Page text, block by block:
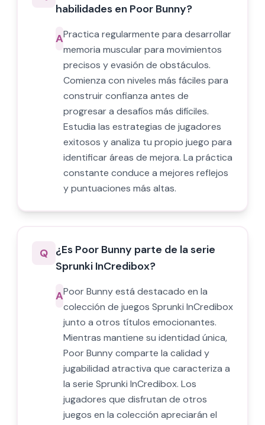
habilidades en Poor Bunny?
APractica regularmente para desarrollar
memoria muscular para movimientos
precisos y evasión de obstáculos.
Comienza con niveles más fáciles para
construir confianza antes de
progresar a desafíos más difíciles.
Estudia las estrategias de jugadores
exitosos y analiza tu propio juego para
identificar áreas de mejora. La práctica
constante conduce a mejores reflejos
y puntuaciones más altas.
Q ¿Es Poor Bunny parte de la serie
Sprunki InCredibox?
APoor Bunny está destacado en la
colección de juegos Sprunki InCredibox
junto a otros títulos emocionantes.
Mientras mantiene su identidad única,
Poor Bunny comparte la calidad y
jugabilidad atractiva que caracteriza a
la serie Sprunki InCredibox. Los
jugadores que disfrutan de otros
juegos en la colección apreciarán el